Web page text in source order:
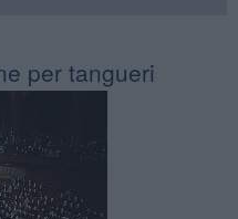
per tangueri